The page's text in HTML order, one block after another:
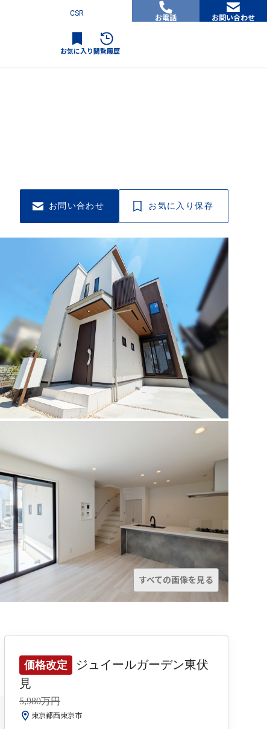
CSR
お気に入り閲覧履歴
お電話 お問い合わせ
お問い合わせ お気に入り保存
すべての画像を見る
価格改定
ジュイールガーデン東伏
見
5,980万円
東京都西東京市